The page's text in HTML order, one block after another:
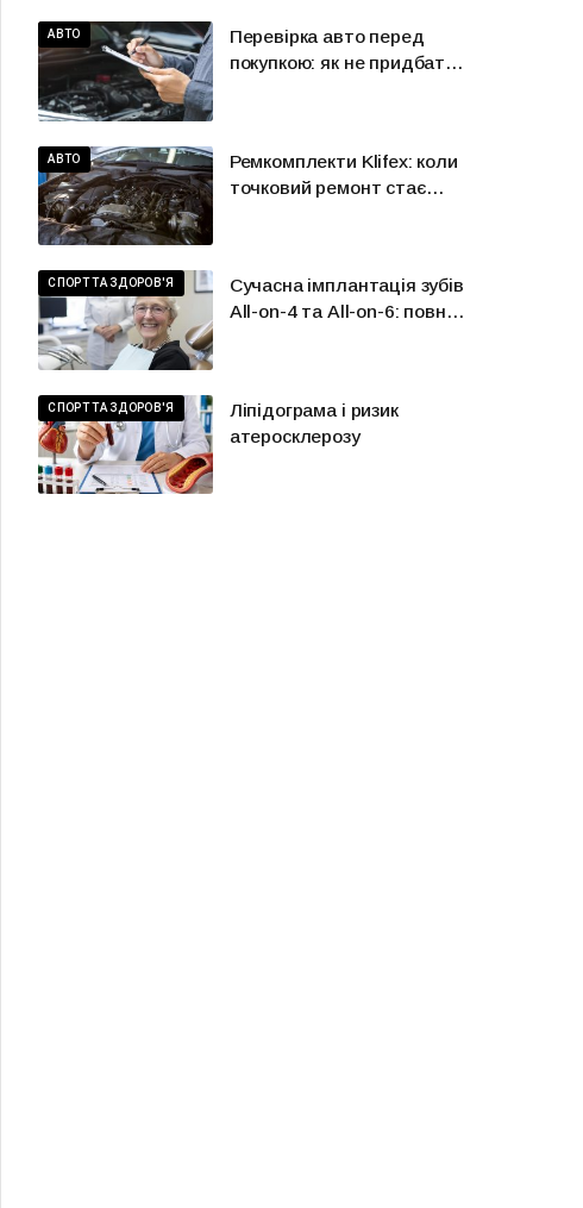
АВТО
Перевірка авто перед
покупкою: як не придбати
АВТО
Ремкомплекти Klifex: коли
точковий ремонт стає
СПОРТ ТА ЗДОРОВ'Я
Сучасна імплантація зубів
All-on-4 та All-on-6: повне
СПОРТ ТА ЗДОРОВ'Я
Ліпідограма і ризик
атеросклерозу